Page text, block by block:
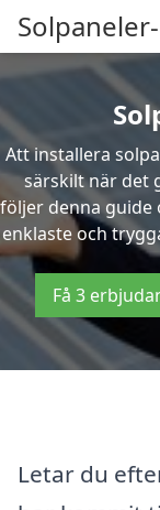
Att installera
särskilt när det
följer denna guide
enklaste och
Få 3
Letar du